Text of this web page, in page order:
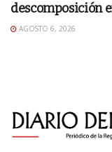
descomposición
AGOSTO 6, 2026